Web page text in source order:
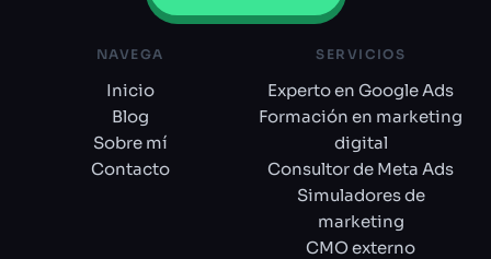
NAVEGA
Inicio
Blog
Sobre mí
Contacto
SERVICIOS
Experto en Google Ads
Formación en marketing
digital
Consultor de Meta Ads
Simuladores de
marketing
CMO externo